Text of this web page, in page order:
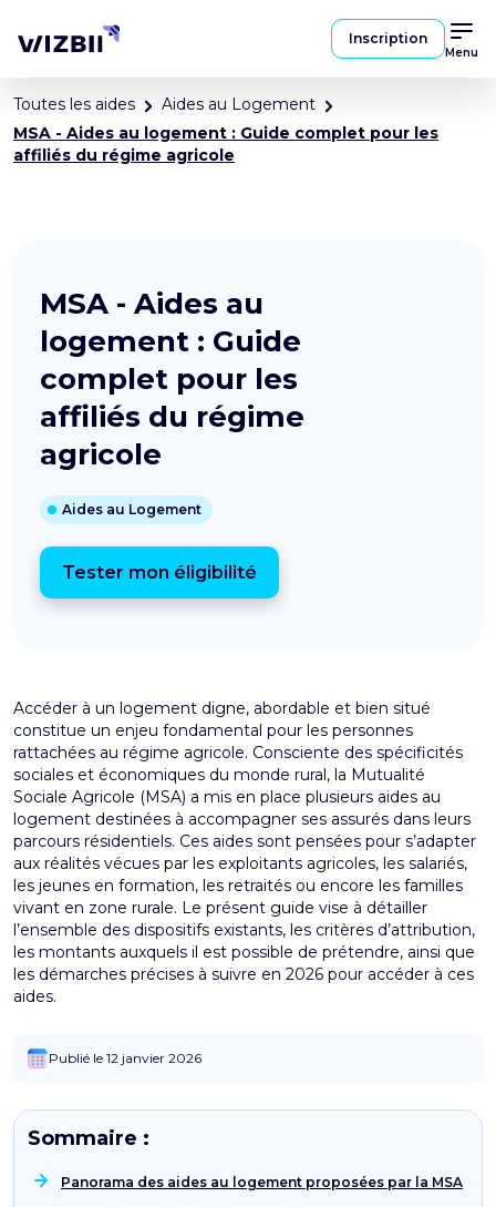
Inscription
Menu
Toutes les aides
Aides au Logement
MSA - Aides au logement : Guide complet pour les
affiliés du régime agricole
MSA - Aides au
logement : Guide
complet pour les
affiliés du régime
agricole
Aides au Logement
Tester mon éligibilité
Accéder à un logement digne, abordable et bien situé
constitue un enjeu fondamental pour les personnes
rattachées au régime agricole. Consciente des spécificités
sociales et économiques du monde rural, la Mutualité
Sociale Agricole (MSA) a mis en place plusieurs aides au
logement destinées à accompagner ses assurés dans leurs
parcours résidentiels. Ces aides sont pensées pour s’adapter
aux réalités vécues par les exploitants agricoles, les salariés,
les jeunes en formation, les retraités ou encore les familles
vivant en zone rurale. Le présent guide vise à détailler
l’ensemble des dispositifs existants, les critères d’attribution,
les montants auxquels il est possible de prétendre, ainsi que
les démarches précises à suivre en 2026 pour accéder à ces
aides.
Publié le 12 janvier 2026
Sommaire :
Panorama des aides au logement proposées par la MSA